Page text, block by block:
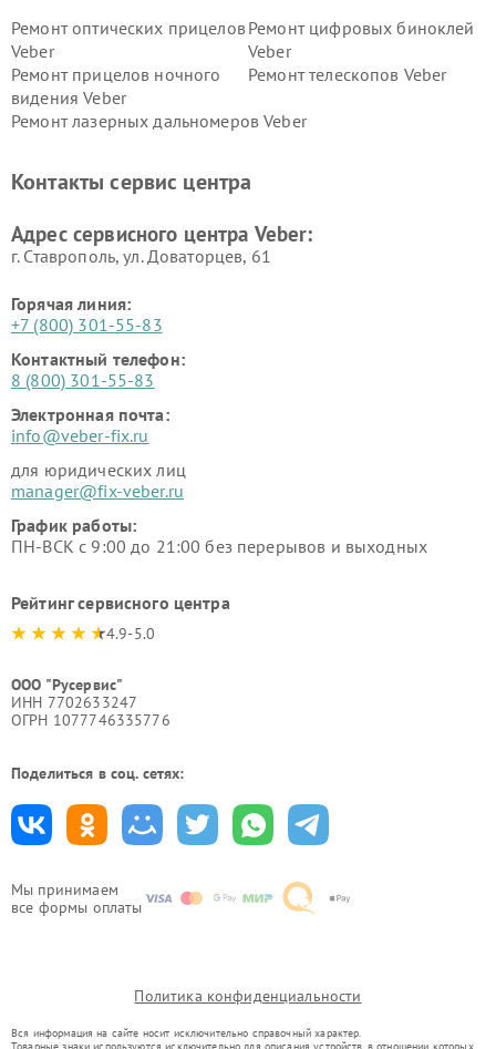
Мы принимаем
все формы оплаты
Ремонт оптических прицелов
Veber
Ремонт цифровых биноклей
Veber
Ремонт прицелов ночного
видения Veber
Ремонт телескопов Veber
Ремонт лазерных дальномеров Veber
Контакты сервис центра
Адрес сервисного центра Veber:
г. Ставрополь, ул. Доваторцев, 61
Горячая линия:
+7 (800) 301-55-83
Контактный телефон:
8 (800) 301-55-83
Электронная почта:
info@veber-fix.ru
для юридических лиц
manager@fix-veber.ru
График работы:
ПН-ВСК с 9:00 до 21:00 без перерывов и выходных
Рейтинг сервисного центра
4.9-5.0
ООО "Русервис"
ИНН 7702633247
ОГРН 1077746335776
Поделиться в соц. сетях:
Политика конфиденциальности
Вся информация на сайте носит исключительно справочный характер.